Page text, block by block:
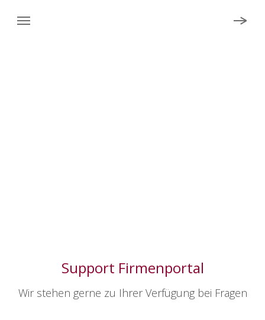
Support Firmenportal
Wir stehen gerne zu Ihrer Verfügung bei Fragen